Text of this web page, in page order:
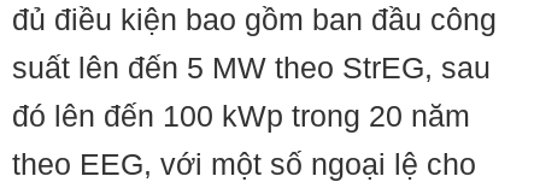
đủ điều kiện bao gồm ban đầu công
suất lên đến 5 MW theo StrEG, sau
đó lên đến 100 kWp trong 20 năm
theo EEG, với một số ngoại lệ cho